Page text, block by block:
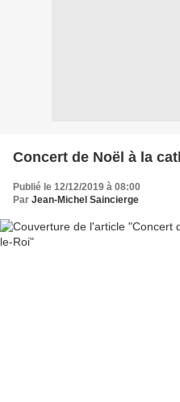
Concert de Noël à la
Publié le 12/12/2019 à 08:00
Par Jean-Michel Saincierge